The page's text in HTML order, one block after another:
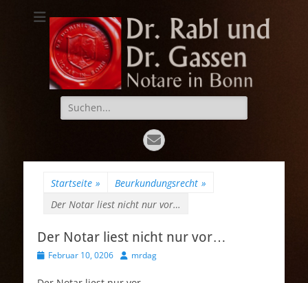
Dr. Rabl und Dr.
Gassen
Notare in Bonn
Suche
nach:
E-
Mail
Startseite » Beurkundungsrecht »
Der Notar liest nicht nur vor…
Der Notar liest nicht nur vor…
Veröffentlicht
Februar 10, 0206 Autormrdag